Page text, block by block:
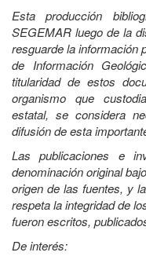
Esta producción
SEGEMAR luego de la
resguarde la información
de Información
titularidad de estos
organismo que
estatal, se considera
difusión de esta
Las publicaciones e
denominación original
origen de las fuentes, y
respeta la integridad de
fueron escritos,
De interés: